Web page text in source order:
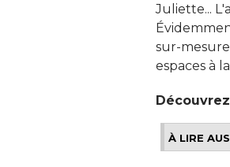
Juliette...
sur-
espaces à
À LIRE